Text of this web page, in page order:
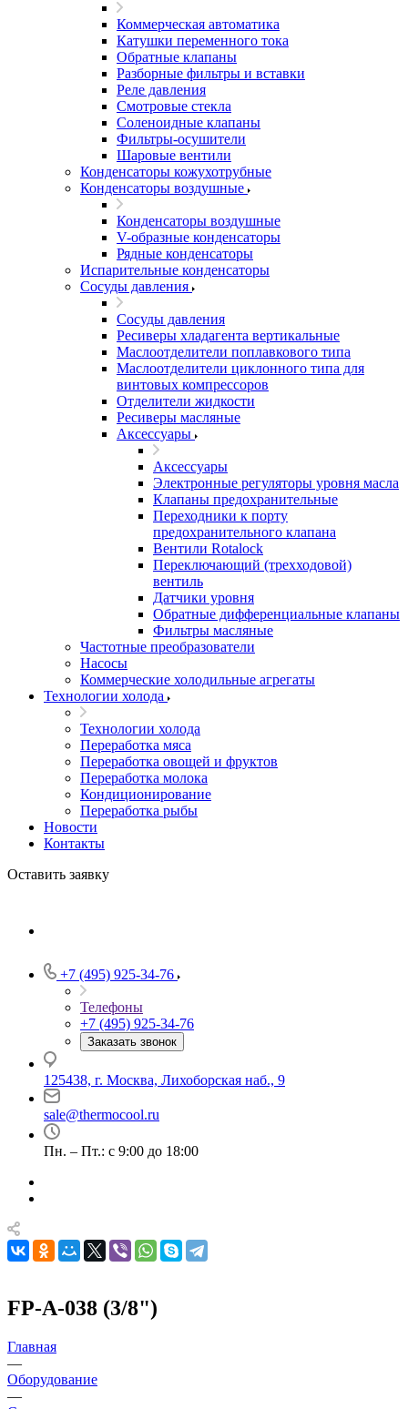
Коммерческая автоматика
Катушки переменного тока
Обратные клапаны
Разборные фильтры и вставки
Реле давления
Смотровые стекла
Соленоидные клапаны
Фильтры-осушители
Шаровые вентили
Конденсаторы кожухотрубные
Конденсаторы воздушные
Конденсаторы воздушные
V-образные конденсаторы
Рядные конденсаторы
Испарительные конденсаторы
Сосуды давления
Сосуды давления
Ресиверы хладагента вертикальные
Маслоотделители поплавкового типа
Маслоотделители циклонного типа для
винтовых компрессоров
Отделители жидкости
Ресиверы масляные
Аксессуары
Аксессуары
Электронные регуляторы уровня масла
Клапаны предохранительные
Переходники к порту
предохранительного клапана
Вентили Rotalock
Переключающий (трехходовой)
вентиль
Датчики уровня
Обратные дифференциальные клапаны
Фильтры масляные
Частотные преобразователи
Насосы
Коммерческие холодильные агрегаты
Технологии холода
Технологии холода
Переработка мяса
Переработка овощей и фруктов
Переработка молока
Кондиционирование
Переработка рыбы
Новости
Контакты
Оставить заявку
+7 (495) 925-34-76
Телефоны
+7 (495) 925-34-76
Заказать звонок
125438, г. Москва, Лихоборская наб., 9
sale@thermocool.ru
Пн. – Пт.: с 9:00 до 18:00
FP-A-038 (3/8")
Главная
—
Оборудование
—